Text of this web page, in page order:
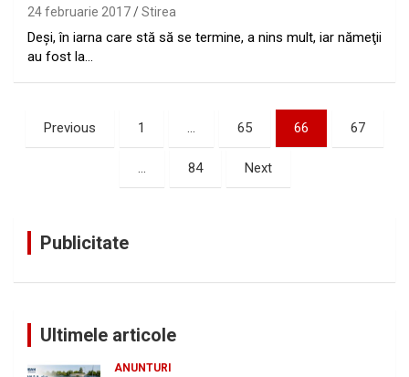
24 februarie 2017 Stirea
Deşi, în iarna care stă să se termine, a nins mult, iar nămeţii
au fost la…
Paginație
articole
Previous 1 … 65 66 67
… 84 Next
Publicitate
Ultimele articole
ANUNTURI